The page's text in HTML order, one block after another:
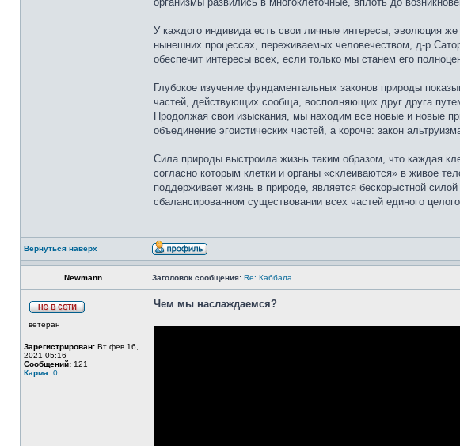
У каждого индивида есть свои личные интересы, эволюция
нынешних процессах, переживаемых человечеством, д-р
обеспечит интересы всех, если только мы станем его
Глубокое изучение фундаментальных законов природы
частей, действующих сообща, восполняющих друг друга
Продолжая свои изыскания, мы находим все новые и новые
объединение эгоистических частей, а короче: закон
Сила природы выстроила жизнь таким образом, что каждая
согласно которым клетки и органы «склеиваются» в живое
поддерживает жизнь в природе, является бескорыстной
сбалансированном существовании всех частей единого
Вернуться наверх
Newmann Заголовок сообщения: Re: Каббала
ветеран
Зарегистрирован: Вт фев 16,
2021 05:16
Сообщений: 121
Карма: 0
Чем мы наслаждаемся?